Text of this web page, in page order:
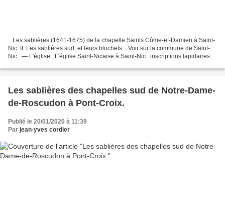
.. Les sablières (1641-1675) de la chapelle Saints Côme-et-Damien à Saint-
Nic. II. Les sablières sud, et leurs blochets. . Voir sur la commune de Saint-
Nic : — L'église : L'église Saint-Nicaise à Saint-Nic : inscriptions lapidaires,
Les sablières des chapelles sud de Notre-Dame-
de-Roscudon à Pont-Croix.
Publié le 20/01/2020 à 11:39
Par jean-yves cordier